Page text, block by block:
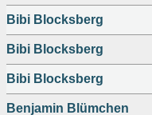
Bibi Blocksberg
Bibi Blocksberg
Bibi Blocksberg
Benjamin Blümchen